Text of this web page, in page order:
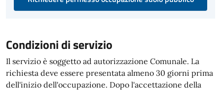
Condizioni di servizio
Il servizio è soggetto ad autorizzazione Comunale. La
richiesta deve essere presentata almeno 30 giorni prima
dell'inizio dell'occupazione. Dopo l'accettazione della